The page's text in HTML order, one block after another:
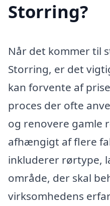
Storring?
Når det kommer til
Storring, er det
kan forvente af
proces der ofte
og renovere gamle
afhængigt af flere
inkluderer rørtype,
område, der skal
virksomhedens